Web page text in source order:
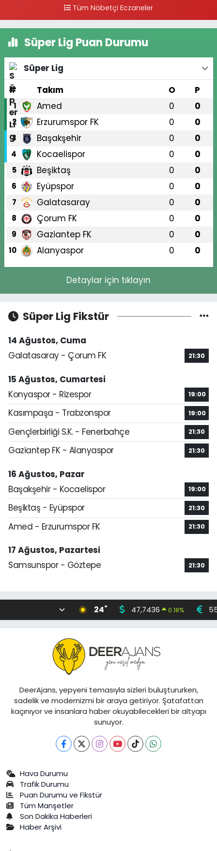
Tüm Nöbetçi Eczaneler
Süper Lig Puan Durumu
Süper Lig
#
Takım O P
1 Amed 0 0
2 Erzurumspor FK 0 0
3 Başakşehir 0 0
4 Kocaelispor 0 0
5 Beşiktaş 0 0
6 Eyüpspor 0 0
7 Galatasaray 0 0
8 Çorum FK 0 0
9 Gaziantep FK 0 0
10 Alanyaspor 0 0
Detaylar için tıklayın
Süper Lig Fikstür
14 Ağustos, Cuma
Galatasaray - Çorum FK
21:30
15 Ağustos, Cumartesi
Konyaspor - Rizespor
19:00
Kasımpaşa - Trabzonspor 19:00
Gençlerbirliği S.K. - Fenerbahçe 21:30
Gaziantep FK - Alanyaspor 21:30
16 Ağustos, Pazar
Başakşehir - Kocaelispor
19:00
Beşiktaş - Eyüpspor 21:30
Amed - Erzurumspor FK 21:30
17 Ağustos, Pazartesi
Samsunspor - Göztepe
21:30
24° 47,7436 0.18%
DeerAjans, yepyeni temasıyla sizleri buluştururken,
sadelik ve modernizmi bir araya getiriyor. Şatafattan
kaçınıyor ve insanlara haber okuyabilecekleri bir altyapı
sunuyor.
Hava Durumu
Trafik Durumu
Puan Durumu ve Fikstür
Tüm Manşetler
Son Dakika Haberleri
Haber Arşivi